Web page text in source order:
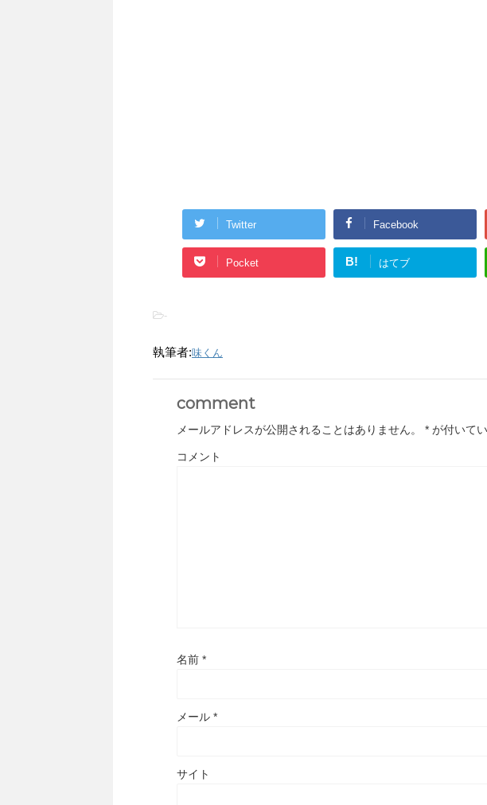
Twitter Facebook
Pocket B! はてブ
-
執筆者:味くん
comment
メールアドレスが公開されることはありません。 * が付いて
コメント
名前 *
メール *
サイト